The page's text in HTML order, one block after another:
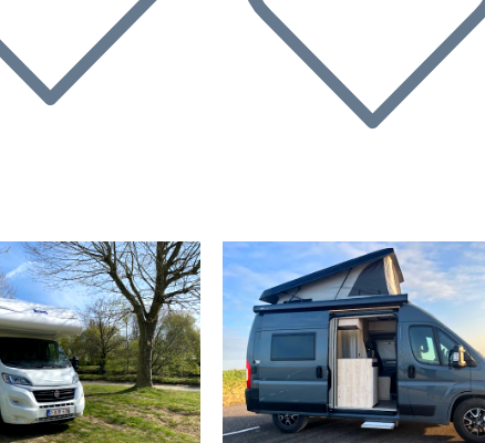
Suivant Précédent